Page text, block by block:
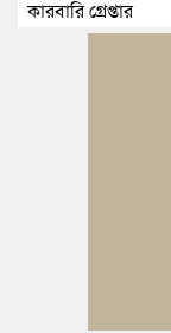
কারবারি গ্রেপ্তার